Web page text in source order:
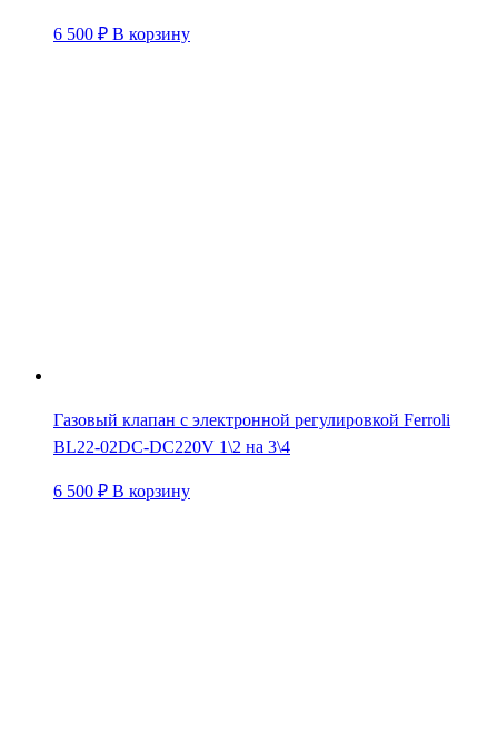
6 500 ₽ В корзину
Газовый клапан с электронной регулировкой Ferroli
BL22-02DC-DC220V 1\2 на 3\4
6 500 ₽ В корзину